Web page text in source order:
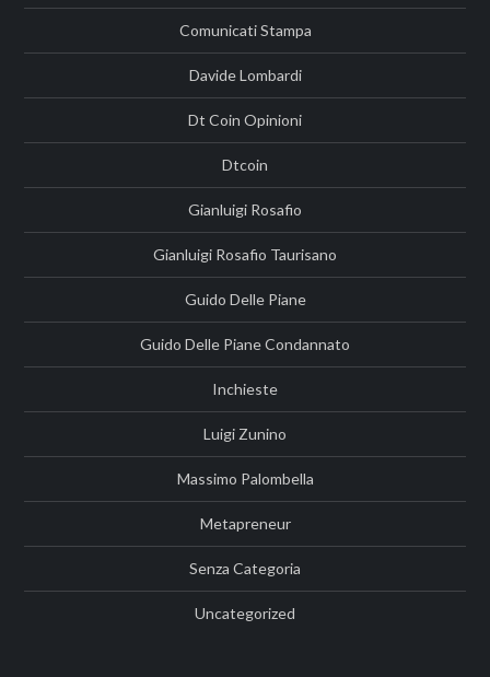
Comunicati Stampa
Davide Lombardi
Dt Coin Opinioni
Dtcoin
Gianluigi Rosafio
Gianluigi Rosafio Taurisano
Guido Delle Piane
Guido Delle Piane Condannato
Inchieste
Luigi Zunino
Massimo Palombella
Metapreneur
Senza Categoria
Uncategorized